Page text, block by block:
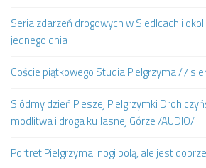
Seria zdarzeń drogowych w Siedlcach i
jednego dnia
Goście piątkowego Studia Pielgrzyma /7
Siódmy dzień Pieszej Pielgrzymki
modlitwa i droga ku Jasnej Górze /AUDIO/
Portret Pielgrzyma: nogi bolą, ale jest